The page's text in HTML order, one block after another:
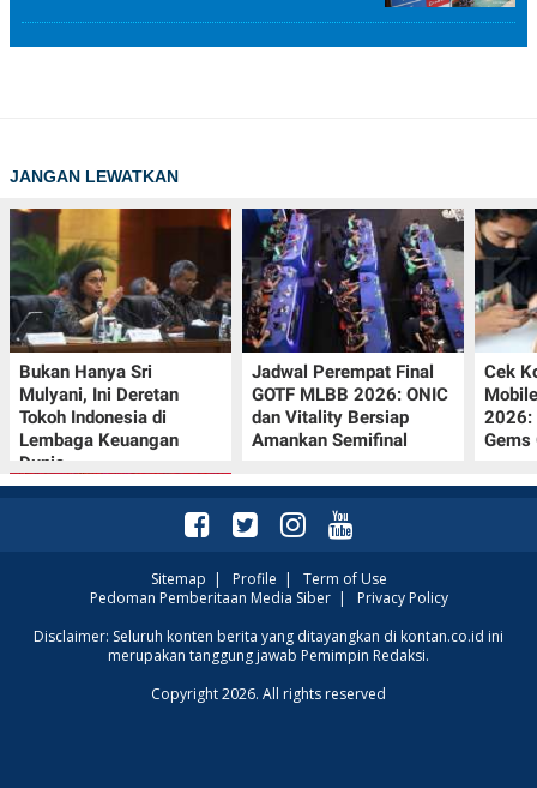
JANGAN LEWATKAN
Bukan Hanya Sri
Mulyani, Ini Deretan
Tokoh Indonesia di
Lembaga Keuangan
Dunia
Jadwal Perempat Final
GOTF MLBB 2026: ONIC
dan Vitality Bersiap
Amankan Semifinal
Cek
2026:
Gems
Promo JSM Superindo
7–9 Agustus 2026,
Rp37.900 hingga Buah
Sitemap | Profile | Term of Use
Pedoman Pemberitaan Media Siber| Privacy Policy
Disclaimer: Seluruh konten berita yang ditayangkan di kontan.co.id ini
merupakan tanggung jawab Pemimpin Redaksi.
Copyright 2026. All rights reserved